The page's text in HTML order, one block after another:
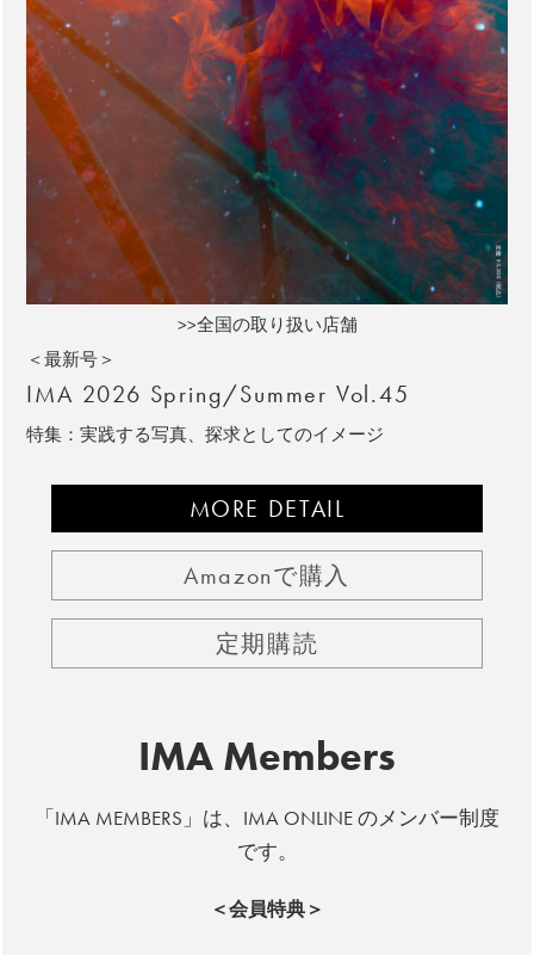
>>全国の取り扱い店舗
＜最新号＞
IMA 2026 Spring/Summer Vol.45
特集：実践する写真、探求としてのイメージ
MORE DETAIL
Amazonで購入
定期購読
IMA Members
「IMA MEMBERS」は、IMA ONLINE のメンバー制度
です。
＜会員特典＞